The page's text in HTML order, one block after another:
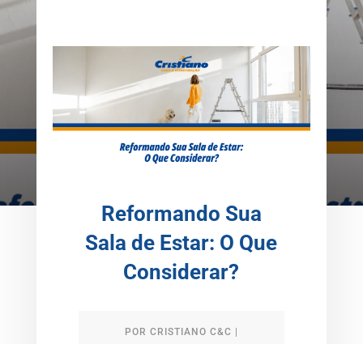
Reformando Sua
Sala de Estar: O Que
Considerar?
POR CRISTIANO C&C